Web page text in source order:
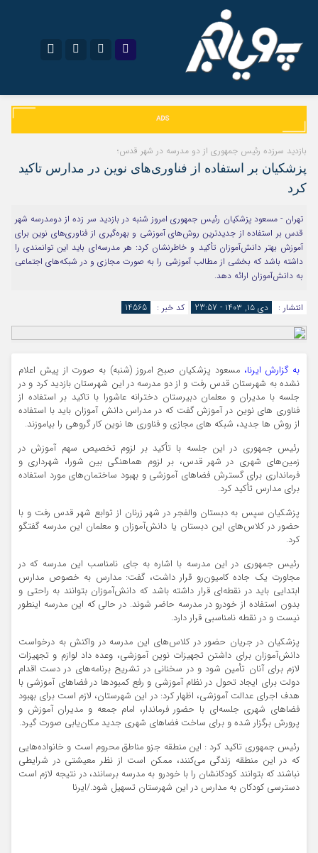
اینستاگرام تلگرام
آپارات اپلیکیشن
نام کاربری یا نشانی ایمیل
رمز عبور
مرا به خاطر بسپار
بازدید سرزده رئیس جمهوری از دو مدرسه در شهر قدس؛
پزشکیان بر استفاده از فناوری‌های نوین در مدارس تاکید
کرد
تهران - مسعود پزشکیان رئیس جمهوری امروز شنبه در بازدید سر زده از دومدرسه شهر
قدس بر استفاده از جدیدترین روش‌های آموزشی و بهره‌گیری از فناوری‌های نوین برای
آموزش بهتر دانش‌آموزان تأکید و خاطرنشان کرد: ‌هر مدرسه‌ای باید این توانمندی را
داشته باشد که بخشی از مطالب آموزشی را به صورت مجازی و در شبکه‌های اجتماعی
به دانش‌آموزان ارائه دهد.
انتشار : دی ۱۵, ۱۴۰۳ - 23:57 کد خبر : 14565
به گزارش ایرنا، مسعود پزشکیان صبح امروز (شنبه) به صورت از پیش اعلام
نشده به شهرستان قدس رفت و از دو مدرسه در این شهرستان بازدید کرد و در
جلسه با مدیران و معلمان دبیرستان دخترانه عاشورا با تاکید بر استفاده از
فناوری های نوین در آموزش گفت که در مدراس دانش آموزان باید با استفاده
از روش ها جدید، شبکه های مجازی و فناوری ها نوین کار گروهی را بیاموزند.
رئیس جمهوری در این جلسه با تأکید بر لزوم تخصیص سهم آموزش در
زمین‌های شهری در شهر قدس، بر لزوم هماهنگی بین شورا، شهرداری و
فرمانداری برای گسترش فضاهای آموزشی و بهبود ساختمان‌های مورد استفاده
برای مدارس تأکید کرد.
پزشکیان سپس به دبستان والفجر در شهر زرنان از توابع شهر قدس رفت و با
حضور در کلاس‌های این دبستان یا دانش‌آموزان و معلمان این مدرسه گفتگو
کرد.
رئیس جمهوری در این مدرسه با اشاره به جای نامناسب این مدرسه که در
مجاورت یک جاده کامیون‌رو قرار داشت، گفت: مدارس به خصوص مدارس
ابتدایی باید در نقطه‌ای قرار داشته باشد که دانش‌آموزان بتوانند به راحتی و
بدون استفاده از خودرو در مدرسه حاضر شوند. در حالی که این مدرسه اینطور
نیست و در نقطه نامناسبی قرار دارد.
پزشکیان در جریان حضور در کلاس‌های این مدرسه در واکنش به درخواست
دانش‌آموزان برای داشتن تجهیزات نوین آموزشی، وعده داد لوازم و تجهیزات
لازم برای آنان تأمین شود و در سخنانی در تشریح برنامه‌های در دست اقدام
دولت برای ایجاد تحول در نظام آموزشی و رفع کمبودها در فضاهای آموزشی با
هدف اجرای عدالت آموزشی، اظهار کرد: در این شهرستان، لازم است برای بهبود
فضاهای شهری جلسه‌ای با حضور فرماندار، امام جمعه و مدیران آموزش و
پرورش برگزار شده و برای ساخت فضاهای شهری جدید مکان‌یابی صورت گیرد.
رئیس جمهوری تاکید کرد : این منطقه جزو مناطق محروم است و خانواده‌هایی
که در این منطقه زندگی می‌کنند، ممکن است از نظر معیشتی در شرایطی
نباشند که بتوانند کودکانشان را با خودرو به مدرسه برسانند، در نتیجه لازم است
دسترسی کودکان به مدارس در این شهرستان تسهیل شود./ایرنا